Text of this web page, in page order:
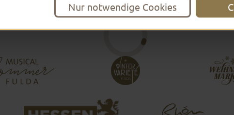
Nur notwendige Cookies